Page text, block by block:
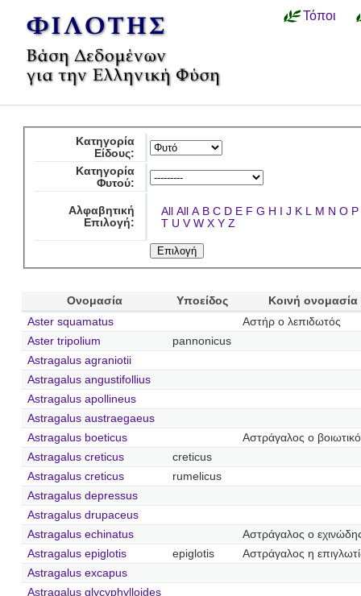
Τόποι
Κατηγορία
Είδους:
Κατηγορία
Φυτού:
Αλφαβητική
Επιλογή:
All All A B C D E F G H I J K L M N O P
T U V W X Y Z
Ονομασία Υποείδος
Κοινή ονομασία
Aster squamatus
Αστήρ ο λεπιδωτός
Aster tripolium
pannonicus
Astragalus agraniotii
Astragalus angustifollius
Astragalus apollineus
Astragalus austraegaeus
Astragalus boeticus
Αστράγαλος ο
Astragalus creticus
creticus
Astragalus creticus
rumelicus
Astragalus depressus
Astragalus drupaceus
Astragalus echinatus
Αστράγαλος ο
Astragalus epiglotis
epiglotis
Αστράγαλος η
Astragalus excapus
Astragalus glycyphylloides